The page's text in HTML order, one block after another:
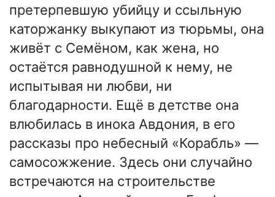
претерпевшую убийцу и ссыльную
каторжанку выкупают из тюрьмы, она
живёт с Семёном, как жена, но
остаётся равнодушной к нему, не
испытывая ни любви, ни
благодарности. Ещё в детстве она
влюбилась в инока Авдония, в его
рассказы про небесный «Корабль» —
самосожжение. Здесь они случайно
встречаются на строительстве